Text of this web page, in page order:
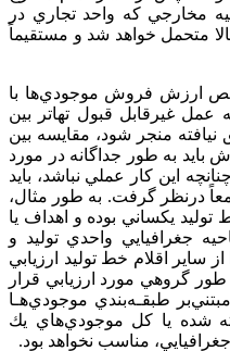
مخارجي‌ كه‌ واحد تجاري‌ در
متحمل‌ خواهد شد و مستقيماً
ارزش‌ فروش‌ موجودي‌ها با
غيرقابل‌ قبول‌ تهاتر بين‌
منجر شود، مقايسه‌ بين‌
به‌ طور جداگانه‌ در مورد
اين‌ كار عملي‌ نباشد، بايد
درنظر گرفت‌. به‌ طور مثال‌،
يكساني‌ بوده‌ و اهداف‌ يا
جغرافيايي‌ واحدي‌ توليد و
ساير اقلام‌ خط‌ توليد ارزيابي‌
گروهي‌ مورد ارزيابي‌ قرار
طبقـه‌بندي‌ موجودي‌هـا
شده‌ يا كل‌ موجودي‌هاي‌ يك‌
مناسب‌ نخواهد بود.